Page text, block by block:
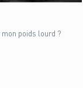
poids lourd ?